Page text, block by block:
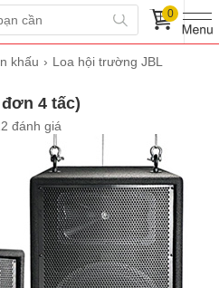
0
khấu Loa hội trường JBL
4 tấc)
đánh giá